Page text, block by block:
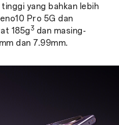
yang bahkan lebih
Pro 5G dan
185g3 dan masing-
dan 7.99mm.